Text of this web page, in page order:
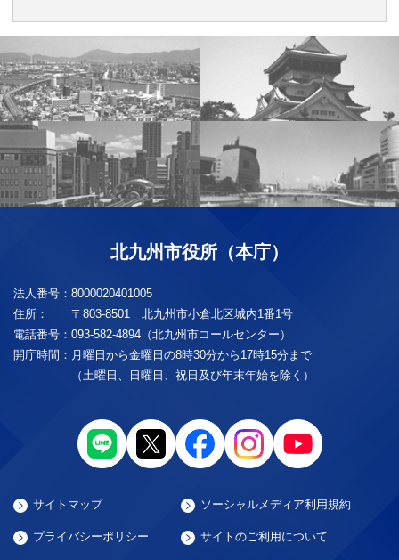
北九州市役所（本庁）
法人番号： 8000020401005
住所：
〒803-8501 北九州市小倉北区城内1番1号
電話番号： 093-582-4894（北九州市コールセンター）
開庁時間： 月曜日から金曜日の8時30分から17時15分まで
（土曜日、日曜日、祝日及び年末年始を除く）
サイトマップ ソーシャルメディア利用規約
プライバシーポリシー サイトのご利用について